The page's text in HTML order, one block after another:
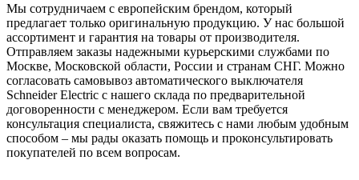
Мы сотрудничаем с европейским брендом, который
предлагает только оригинальную продукцию. У нас большой
ассортимент и гарантия на товары от производителя.
Отправляем заказы надежными курьерскими службами по
Москве, Московской области, России и странам СНГ. Можно
согласовать самовывоз автоматического выключателя
Schneider Electric с нашего склада по предварительной
договоренности с менеджером. Если вам требуется
консультация специалиста, свяжитесь с нами любым удобным
способом – мы рады оказать помощь и проконсультировать
покупателей по всем вопросам.